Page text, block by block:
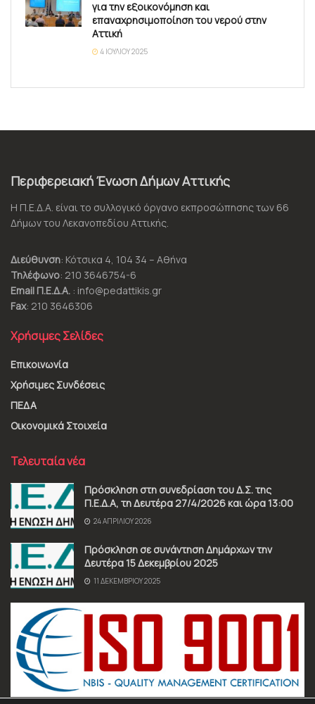
για την εξοικονόμηση και
επαναχρησιμοποίηση του νερού στην
Αττική
4 ΙΟΥΛΊΟΥ 2025
Περιφερειακή Ένωση Δήμων Αττικής
Η Π.Ε.Δ.Α. είναι το συλλογικό όργανο εκπροσώπησης των 66
Δήμων του Λεκανοπεδίου Αττικής.
Διεύθυνση: Κότσικα 4, 104 34 – Αθήνα
Τηλέφωνο: 210 3646754-6
Email Π.Ε.Δ.Α. : info@pedattikis.gr
Fax: 210 3646306
Χρήσιμες Σελίδες
Επικοινωνία
Χρήσιμες Συνδέσεις
ΠΕΔΑ
Οικονομικά Στοιχεία
Τελευταία νέα
Πρόσκληση στη συνεδρίαση του Δ.Σ. της
Π.Ε.Δ.Α, τη Δευτέρα 27/4/2026 και ώρα 13:00
24 ΑΠΡΙΛΊΟΥ 2026
Πρόσκληση σε συνάντηση Δημάρχων την
Δευτέρα 15 Δεκεμβρίου 2025
11 ΔΕΚΕΜΒΡΊΟΥ 2025